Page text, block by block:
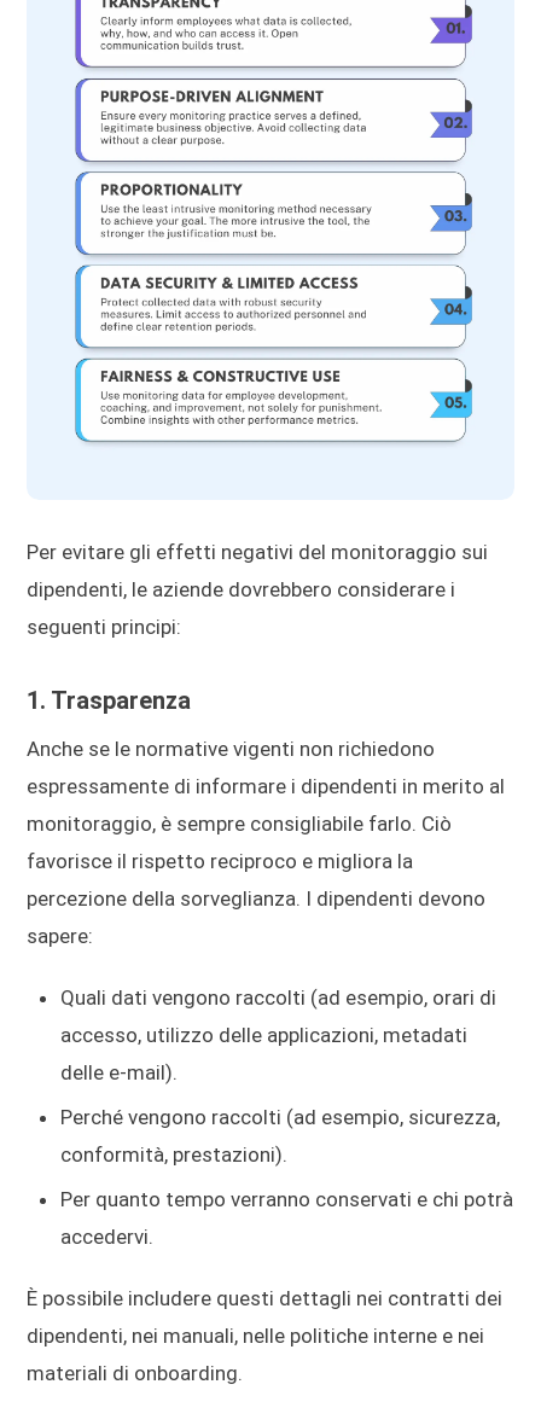
Per evitare gli effetti negativi del monitoraggio sui
dipendenti, le aziende dovrebbero considerare i
seguenti principi:
1. Trasparenza
Anche se le normative vigenti non richiedono
espressamente di informare i dipendenti in merito al
monitoraggio, è sempre consigliabile farlo. Ciò
favorisce il rispetto reciproco e migliora la
percezione della sorveglianza. I dipendenti devono
sapere:
Quali dati vengono raccolti (ad esempio, orari di
accesso, utilizzo delle applicazioni, metadati
delle e-mail).
Perché vengono raccolti (ad esempio, sicurezza,
conformità, prestazioni).
Per quanto tempo verranno conservati e chi potrà
accedervi.
È possibile includere questi dettagli nei contratti dei
dipendenti, nei manuali, nelle politiche interne e nei
materiali di onboarding.